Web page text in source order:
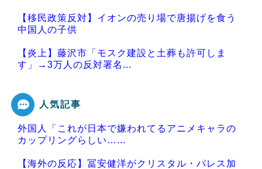
【移民政策反対】イオンの売り場で唐揚げを食う
中国人の子供
【炎上】藤沢市「モスク建設と土葬も許可しま
す」→3万人の反対署名...
Powered by livedoor 相互RSS
人気記事
外国人「これが日本で嫌われてるアニメキャラの
カップリングらしい…...
【海外の反応】冨安健洋がクリスタル・パレス加